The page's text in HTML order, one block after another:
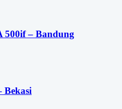
500if – Bandung
Bekasi